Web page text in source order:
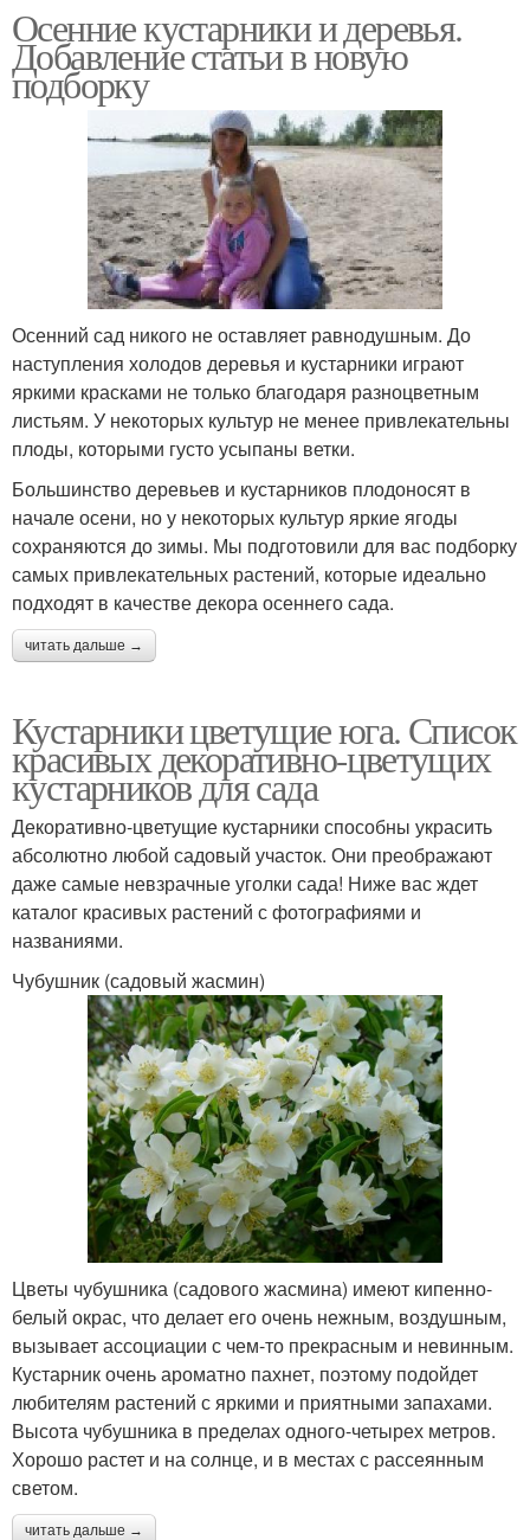
Осенние кустарники и деревья.
Добавление статьи в новую
подборку
Осенний сад никого не оставляет равнодушным. До
наступления холодов деревья и кустарники играют
яркими красками не только благодаря разноцветным
листьям. У некоторых культур не менее привлекательны
плоды, которыми густо усыпаны ветки.
Большинство деревьев и кустарников плодоносят в
начале осени, но у некоторых культур яркие ягоды
сохраняются до зимы. Мы подготовили для вас подборку
самых привлекательных растений, которые идеально
подходят в качестве декора осеннего сада.
читать дальше →
Кустарники цветущие юга. Список
красивых декоративно-цветущих
кустарников для сада
Декоративно-цветущие кустарники способны украсить
абсолютно любой садовый участок. Они преображают
даже самые невзрачные уголки сада! Ниже вас ждет
каталог красивых растений с фотографиями и
названиями.
Чубушник (садовый жасмин)
Цветы чубушника (садового жасмина) имеют кипенно-
белый окрас, что делает его очень нежным, воздушным,
вызывает ассоциации с чем-то прекрасным и невинным.
Кустарник очень ароматно пахнет, поэтому подойдет
любителям растений с яркими и приятными запахами.
Высота чубушника в пределах одного-четырех метров.
Хорошо растет и на солнце, и в местах с рассеянным
светом.
читать дальше →